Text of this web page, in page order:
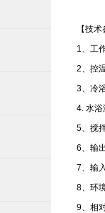
【技
1、工
2、
3、冷
4. 水
5、搅
6、输
7、输
8、环
9、相